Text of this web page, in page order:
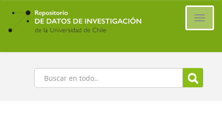
Ir
contenido
principal
Buscar